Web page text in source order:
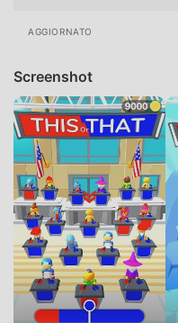
AGGIORNATO
Screenshot